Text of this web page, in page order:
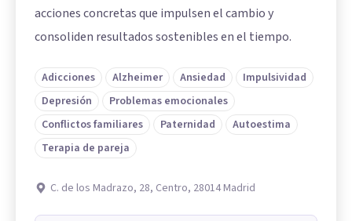
acciones concretas que impulsen el cambio y
consoliden resultados sostenibles en el tiempo.
Adicciones Alzheimer Ansiedad
Impulsividad
Depresión
Problemas emocionales
Conflictos familiares
Paternidad
Autoestima
Terapia de pareja
C. de los Madrazo, 28, Centro, 28014 Madrid